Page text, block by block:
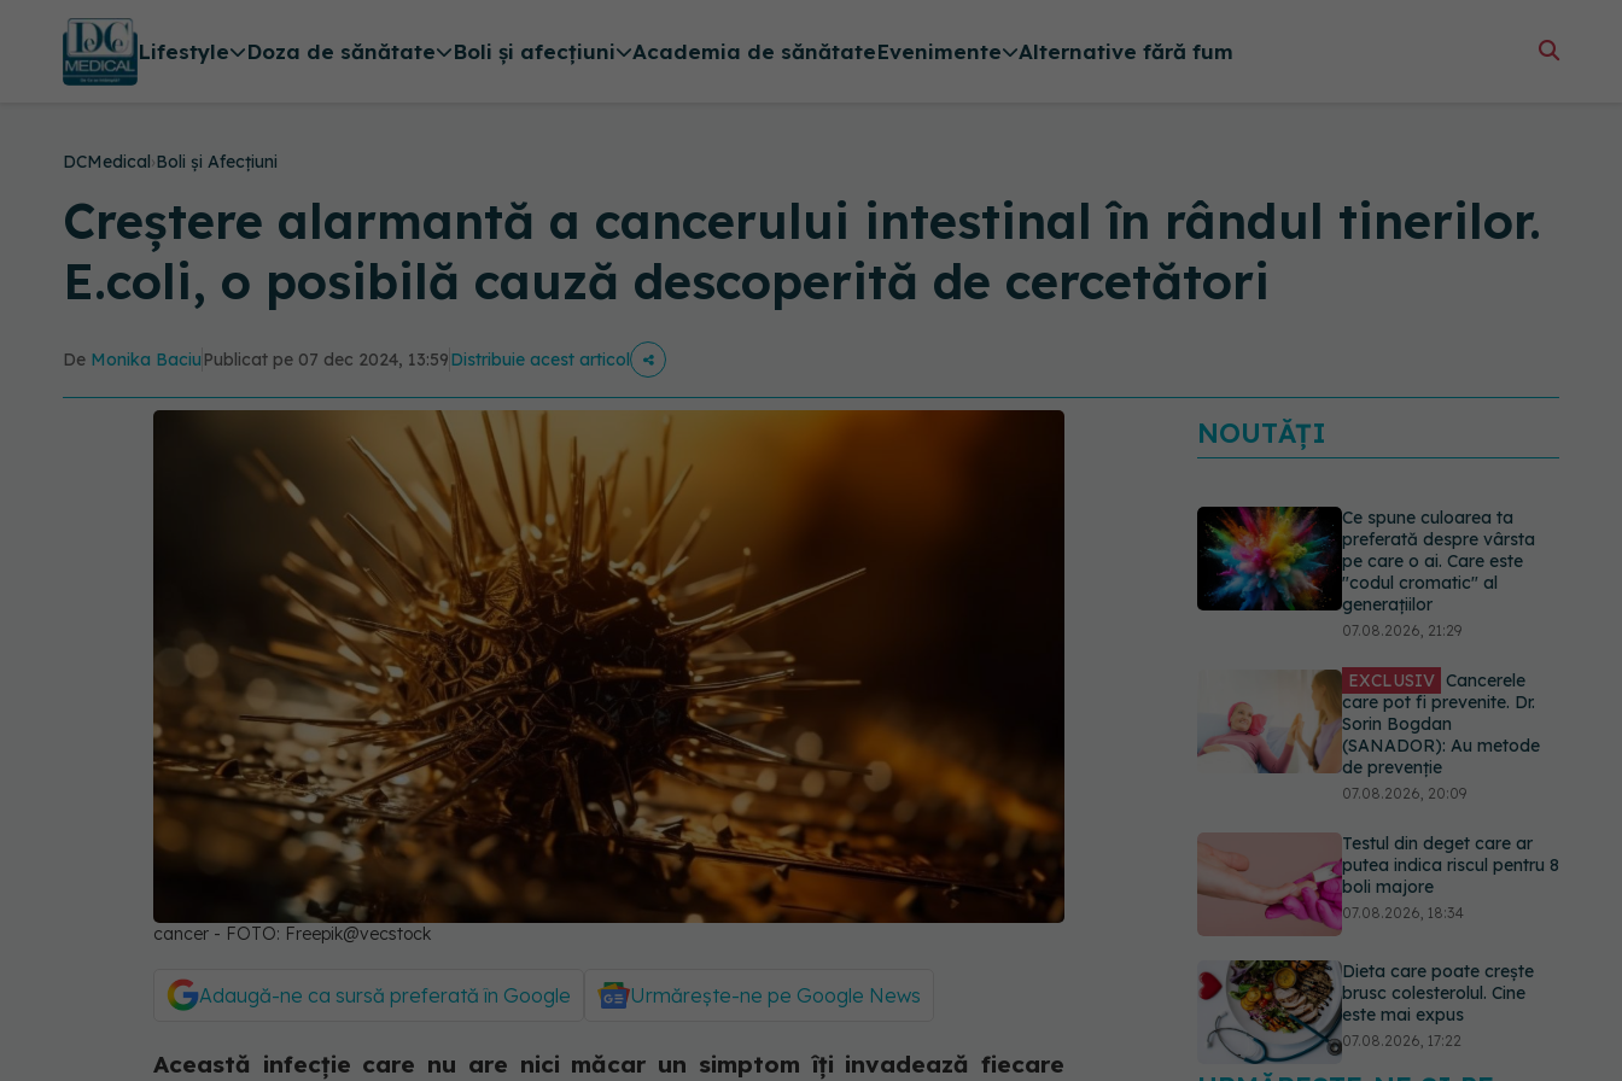
Lifestyle Doza de sănătate Boli și afecțiuni Academia de sănătateEvenimente Alternative fără fum
DCMedical›Boli și Afecțiuni
Creștere alarmantă a cancerului intestinal în rândul tinerilor.
E.coli, o posibilă cauză descoperită de cercetători
De Monika Baciu Publicat pe 07 dec 2024, 13:59Distribuie acest articol
cancer - FOTO: Freepik@vecstock
Adaugă-ne ca sursă preferată în Google Urmărește-ne pe Google News
Această infecție care nu are nici măcar un simptom îți invadează fiecare
NOUTĂȚI
Ce spune culoarea ta
preferată despre vârsta
pe care o ai. Care este
"codul cromatic" al
generațiilor
07.08.2026, 21:29
EXCLUSIV Cancerele
care pot fi prevenite. Dr.
Sorin Bogdan
(SANADOR): Au metode
de prevenție
07.08.2026, 20:09
Testul din deget care ar
putea indica riscul pentru 8
boli majore
07.08.2026, 18:34
Dieta care poate crește
brusc colesterolul. Cine
este mai expus
07.08.2026, 17:22